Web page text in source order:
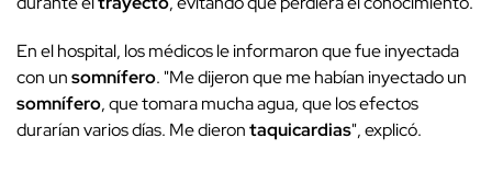
En el hospital, los médicos le informaron que fue inyectada
con unsomnífero. "Me dijeron que me habían inyectado un
somnífero, que tomara mucha agua, que los efectos
durarían varios días. Me dierontaquicardias", explicó.